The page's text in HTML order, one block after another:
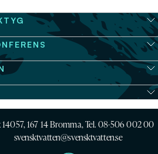
14057, 167 14 Bromma, Tel. 08-506 002 00
svensktvatten@svensktvatten.se